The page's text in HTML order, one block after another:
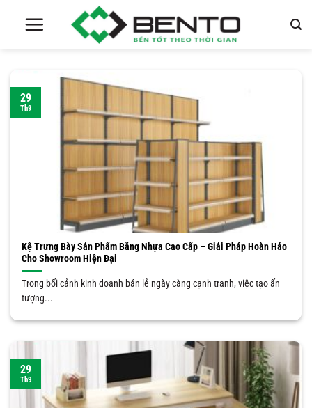
Kệ Trưng Bày Sản Phẩm Bằng Nhựa Cao Cấp – Giải Pháp Hoàn Hảo
Cho Showroom Hiện Đại
Trong bối cảnh kinh doanh bán lẻ ngày càng cạnh tranh, việc tạo ấn
tượng...
29
Th9
29
Th9